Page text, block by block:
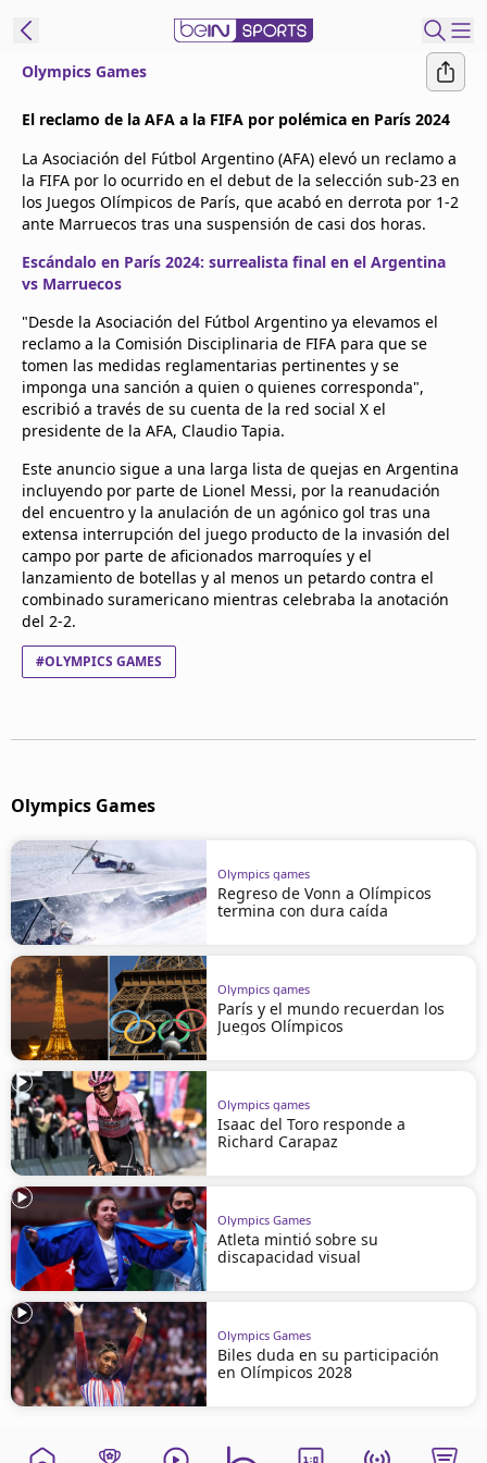
Language
ENES
Edition
United States
beIN XTRA
Administrar
notificaciones
Programación
Contáctanos
Olympics Games
El reclamo de la AFA a la FIFA por polémica en París 2024
La Asociación del Fútbol Argentino (AFA) elevó un reclamo a
la FIFA por lo ocurrido en el debut de la selección sub-23 en
los Juegos Olímpicos de París, que acabó en derrota por 1-2
ante Marruecos tras una suspensión de casi dos horas.
Escándalo en París 2024: surrealista final en el Argentina
vs Marruecos
"Desde la Asociación del Fútbol Argentino ya elevamos el
reclamo a la Comisión Disciplinaria de FIFA para que se
tomen las medidas reglamentarias pertinentes y se
imponga una sanción a quien o quienes corresponda",
escribió a través de su cuenta de la red social X el
presidente de la AFA, Claudio Tapia.
Este anuncio sigue a una larga lista de quejas en Argentina
incluyendo por parte de Lionel Messi, por la reanudación
del encuentro y la anulación de un agónico gol tras una
extensa interrupción del juego producto de la invasión del
campo por parte de aficionados marroquíes y el
lanzamiento de botellas y al menos un petardo contra el
combinado suramericano mientras celebraba la anotación
del 2-2.
#OLYMPICS GAMES
Olympics Games
Olympics games
Regreso de Vonn a Olímpicos
termina con dura caída
Olympics games
París y el mundo recuerdan los
Juegos Olímpicos
Olympics games
Isaac del Toro responde a
Richard Carapaz
Olympics Games
Atleta mintió sobre su
discapacidad visual
Olympics Games
Biles duda en su participación
en Olímpicos 2028